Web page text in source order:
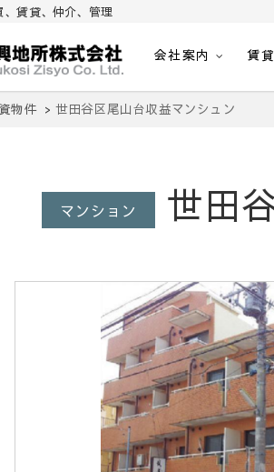
、賃貸、仲介、管理
地所株式会社
賃貸、仲介、管理
会社案内 賃
物件 世田谷区尾山台収益マンシュン
マンション 世田